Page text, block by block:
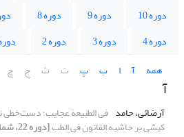
دوره 10
دوره 9 دوره 8
دوره 4
دوره 3 دوره 2
همه
آ ا ب پ ت ث ج چ
آ
آرضائی، حامد فی الطبیعة عجایب؛ دست‌خطی
کیشی بر حاشیه القانون فی الطب[دوره 22، شماره 2، 1403، صفحه 1-14]